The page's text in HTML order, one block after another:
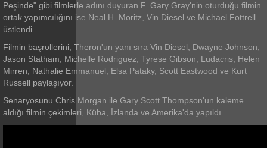
Peşinde" gibi filmlerle adını duyuran F. Gary Gray'nin oturduğu filmin
ortak yapımcılığını ise Neal H. Moritz, Vin Diesel ve Michael Fottrell
üstlendi.
Filmin başrollerini, Theron'un yanı sıra Vin Diesel, Dwayne Johnson,
Jason Statham, Michelle Rodriguez, Tyrese Gibson, Ludacris, Helen
Mirren, Nathalie Emmanuel, Elsa Pataky, Scott Eastwood ve Kurt
Russell paylaşıyor.
Senaryosunu Chris Morgan ile Gary Scott Thompson'un kaleme
aldığı filmin çekimleri, Küba, İzlanda ve Amerika'da yapıldı.